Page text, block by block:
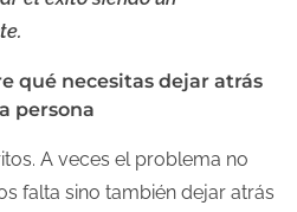
qué necesitas dejar atrás
persona
A veces el problema no
falta sino también dejar atrás